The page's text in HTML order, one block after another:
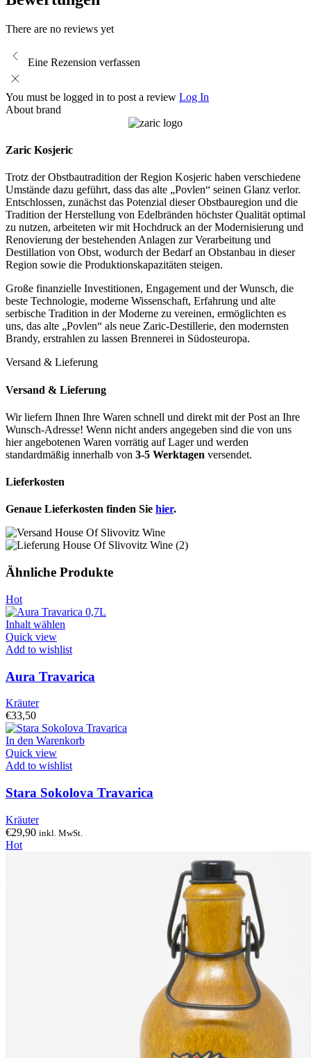
There are no reviews yet
Eine Rezension verfassen
You must be logged in to post a review Log In
About brand
Zaric Kosjeric
Trotz der Obstbautradition der Region Kosjeric haben verschiedene
Umstände dazu geführt, dass das alte „Povlen“ seinen Glanz verlor.
Entschlossen, zunächst das Potenzial dieser Obstbauregion und die
Tradition der Herstellung von Edelbränden höchster Qualität optimal
zu nutzen, arbeiteten wir mit Hochdruck an der Modernisierung und
Renovierung der bestehenden Anlagen zur Verarbeitung und
Destillation von Obst, wodurch der Bedarf an Obstanbau in dieser
Region sowie die Produktionskapazitäten steigen.
Große finanzielle Investitionen, Engagement und der Wunsch, die
beste Technologie, moderne Wissenschaft, Erfahrung und alte
serbische Tradition in der Moderne zu vereinen, ermöglichten es
uns, das alte „Povlen“ als neue Zaric-Destillerie, den modernsten
Brandy, erstrahlen zu lassen Brennerei in Südosteuropa.
Versand & Lieferung
Versand & Lieferung
Wir liefern Ihnen Ihre Waren schnell und direkt mit der Post an Ihre
Wunsch-Adresse! Wenn nicht anders angegeben sind die von uns
hier angebotenen Waren vorrätig auf Lager und werden
standardmäßig innerhalb von 3-5 Werktagen versendet.
Lieferkosten
Genaue Lieferkosten finden Sie hier.
Ähnliche Produkte
Hot
Inhalt wählen
Quick view
Add to wishlist
Aura Travarica
Kräuter
€33,50
In den Warenkorb
Quick view
Add to wishlist
Stara Sokolova Travarica
Kräuter
€29,90 inkl. MwSt.
Hot